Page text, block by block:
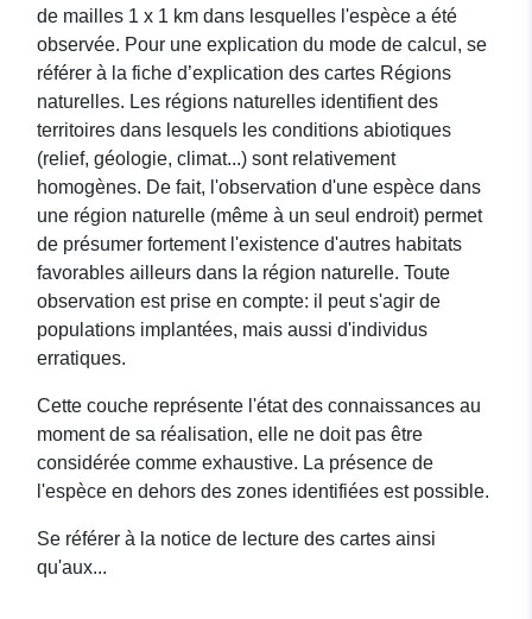
de mailles 1 x 1 km dans lesquelles l'espèce a été
observée. Pour une explication du mode de calcul, se
référer à la fiche d’explication des cartes Régions
naturelles. Les régions naturelles identifient des
territoires dans lesquels les conditions abiotiques
(relief, géologie, climat...) sont relativement
homogènes. De fait, l'observation d'une espèce dans
une région naturelle (même à un seul endroit) permet
de présumer fortement l'existence d'autres habitats
favorables ailleurs dans la région naturelle. Toute
observation est prise en compte: il peut s'agir de
populations implantées, mais aussi d'individus
erratiques.
Cette couche représente l'état des connaissances au
moment de sa réalisation, elle ne doit pas être
considérée comme exhaustive. La présence de
l'espèce en dehors des zones identifiées est possible.
Se référer à la notice de lecture des cartes ainsi
qu'aux...